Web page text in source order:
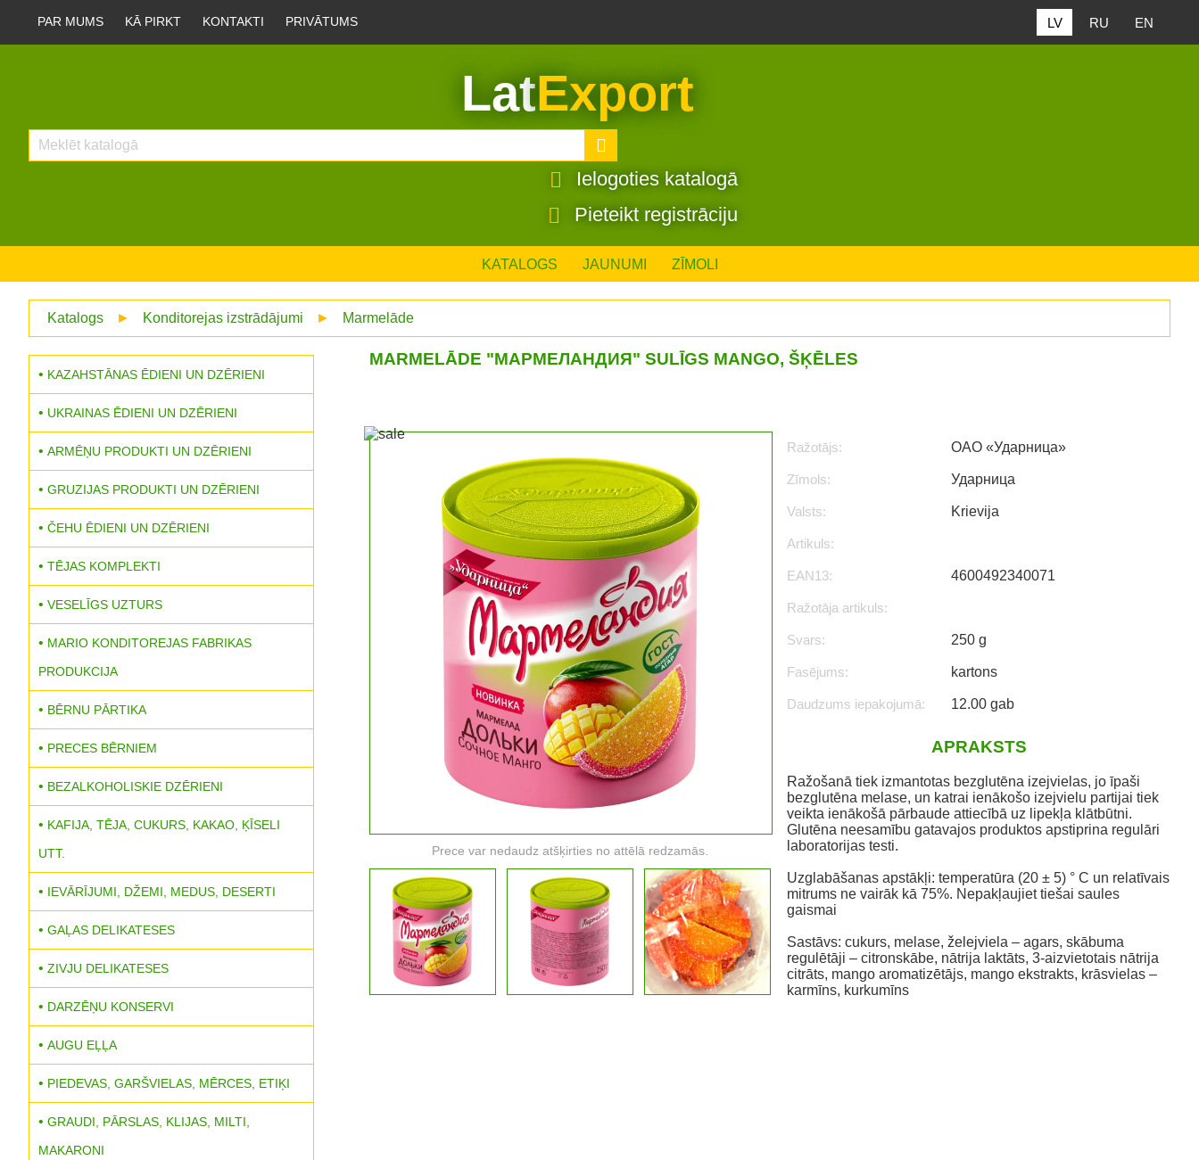
LV RU EN
PAR MUMS KĀ PIRKT KONTAKTI PRIVĀTUMS
LatExport
Ielogoties katalogā
Pieteikt registrāciju
KATALOGS JAUNUMI ZĪMOLI
Katalogs ► Konditorejas izstrādājumi ► Marmelāde
KAZAHSTĀNAS ĒDIENI UN DZĒRIENI
UKRAINAS ĒDIENI UN DZĒRIENI
ARMĒŅU PRODUKTI UN DZĒRIENI
GRUZIJAS PRODUKTI UN DZĒRIENI
ČEHU ĒDIENI UN DZĒRIENI
TĒJAS KOMPLEKTI
VESELĪGS UZTURS
MARIO KONDITOREJAS FABRIKAS
PRODUKCIJA
BĒRNU PĀRTIKA
PRECES BĒRNIEM
BEZALKOHOLISKIE DZĒRIENI
KAFIJA, TĒJA, CUKURS, KAKAO, ĶĪSELI
UTT.
IEVĀRĪJUMI, DŽEMI, MEDUS, DESERTI
GAĻAS DELIKATESES
ZIVJU DELIKATESES
DARZĒŅU KONSERVI
AUGU EĻĻA
PIEDEVAS, GARŠVIELAS, MĒRCES, ETIĶI
GRAUDI, PĀRSLAS, KLIJAS, MILTI,
MAKARONI
MARMELĀDE "МАРМЕЛАНДИЯ" SULĪGS MANGO, ŠĶĒLES
Prece var nedaudz atšķirties no attēlā redzamās.
Ražotājs: ОАО «Ударница»
Zīmols: Ударница
Valsts: Krievija
Artikuls:
EAN13: 4600492340071
Ražotāja artikuls:
Svars: 250 g
Fasējums: kartons
Daudzums iepakojumā: 12.00 gab
APRAKSTS
Ražošanā tiek izmantotas bezglutēna izejvielas, jo īpaši
bezglutēna melase, un katrai ienākošo izejvielu partijai tiek
veikta ienākošā pārbaude attiecībā uz lipekļa klātbūtni.
Glutēna neesamību gatavajos produktos apstiprina regulāri
laboratorijas testi.
Uzglabāšanas apstākļi: temperatūra (20 ± 5) ° C un relatīvais
mitrums ne vairāk kā 75%. Nepakļaujiet tiešai saules
gaismai
Sastāvs: cukurs, melase, želejviela – agars, skābuma
regulētāji – citronskābe, nātrija laktāts, 3-aizvietotais nātrija
citrāts, mango aromatizētājs, mango ekstrakts, krāsvielas –
karmīns, kurkumīns